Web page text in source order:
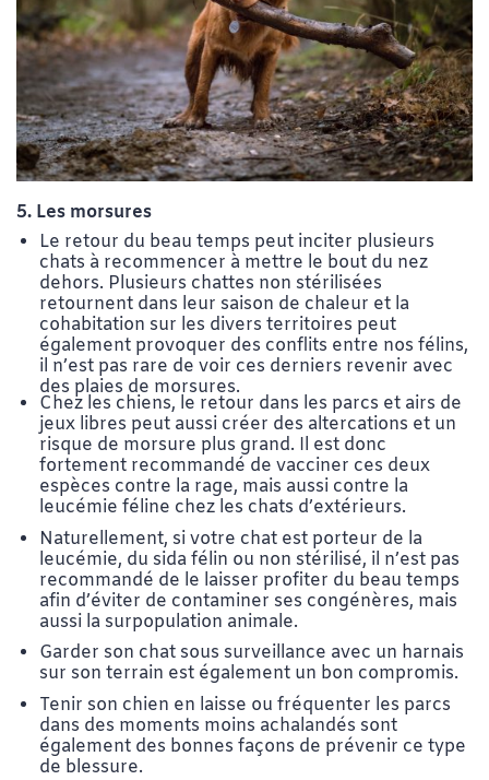
5. Les morsures
Le retour du beau temps peut inciter plusieurs
chats à recommencer à mettre le bout du nez
dehors. Plusieurs chattes non stérilisées
retournent dans leur saison de chaleur et la
cohabitation sur les divers territoires peut
également provoquer des conflits entre nos félins,
il n’est pas rare de voir ces derniers revenir avec
des plaies de morsures.
Chez les chiens, le retour dans les parcs et airs de
jeux libres peut aussi créer des altercations et un
risque de morsure plus grand. Il est donc
fortement recommandé de vacciner ces deux
espèces contre la rage, mais aussi contre la
leucémie féline chez les chats d’extérieurs.
Naturellement, si votre chat est porteur de la
leucémie, du sida félin ou non stérilisé, il n’est pas
recommandé de le laisser profiter du beau temps
afin d’éviter de contaminer ses congénères, mais
aussi la surpopulation animale.
Garder son chat sous surveillance avec un harnais
sur son terrain est également un bon compromis.
Tenir son chien en laisse ou fréquenter les parcs
dans des moments moins achalandés sont
également des bonnes façons de prévenir ce type
de blessure.